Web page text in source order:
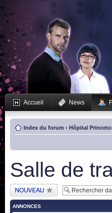
Accueil News
Index du forum ‹ Hôpital
Salle de
Publier un nouveau
sujet
ANNONCES